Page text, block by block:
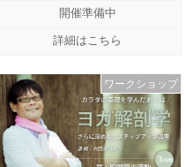
開催準備中
詳細はこちら
ワークショップ